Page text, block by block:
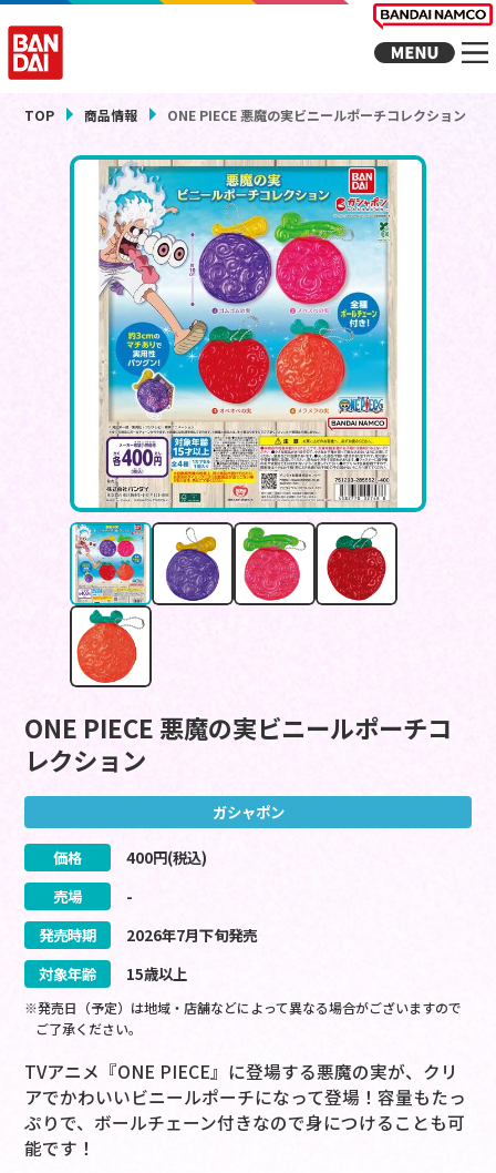
TOP 商品情報 ONE PIECE 悪魔の実ビニールポーチコレクション
ONE PIECE 悪魔の実ビニールポーチコ
レクション
ガシャポン
価格 400円(税込)
売場
-
発売時期
2026年7月下旬発売
対象年齢
15歳以上
※発売日（予定）は地域・店舗などによって異なる場合がございますので
ご了承ください。
TVアニメ『ONE PIECE』に登場する悪魔の実が、クリ
アでかわいいビニールポーチになって登場！容量もたっ
ぷりで、ボールチェーン付きなので身につけることも可
能です！